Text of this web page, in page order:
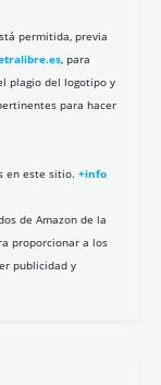
permitida, previa
, para
plagio del logotipo y
para hacer
en este sitio. +info
de Amazon de la
proporcionar a los
publicidad y